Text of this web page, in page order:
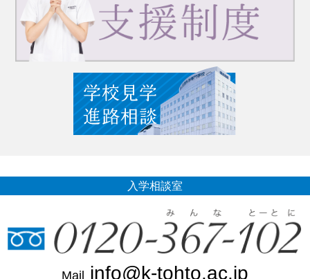
入学相談室
Mail info@k-tohto.ac.jp